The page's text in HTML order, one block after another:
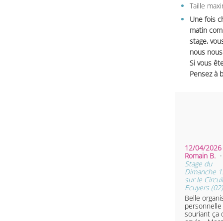
Taille
Une fois
matin
stage,
nous
Si vous
Pensez à
12/04/
Romain B.
Stage du
Dimanche
sur le
Ecuyers (02)
Belle
souriant ça